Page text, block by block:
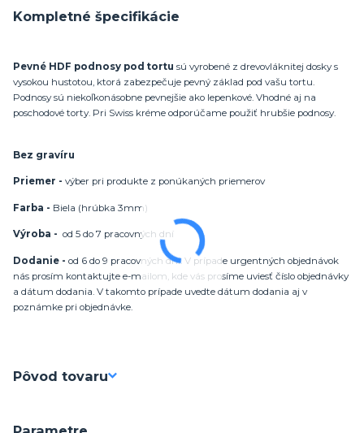
Kompletné špecifikácie
Pevné HDF podnosy pod tortu sú vyrobené z drevovláknitej dosky s
vysokou hustotou, ktorá zabezpečuje pevný základ pod vašu tortu.
Podnosy sú niekoľkonásobne pevnejšie ako lepenkové. Vhodné aj na
poschodové torty. Pri Swiss kréme odporúčame použiť hrubšie podnosy.
Bez gravíru
Priemer - výber pri produkte z ponúkaných priemerov
Farba - Biela (hrúbka 3mm)
Výroba - od 5 do 7 pracovných dní
Dodanie - od 6 do 9 pracovných dní. V prípade urgentných objednávok
nás prosím kontaktujte e-mailom, kde vás prosíme uviesť číslo objednávky
a dátum dodania. V takomto prípade uvedte dátum dodania aj v
poznámke pri objednávke.
Pôvod tovaru